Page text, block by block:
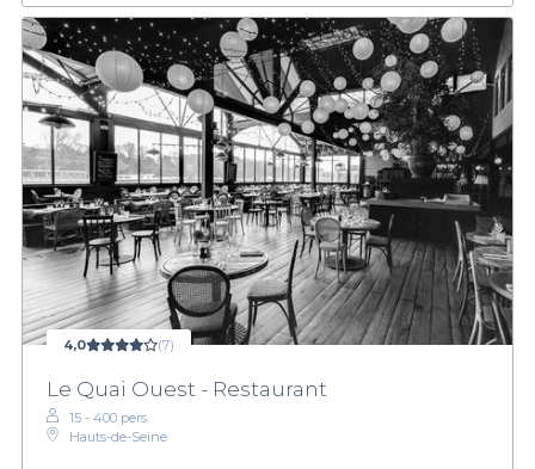
4,0 (7)
Le Quai Ouest - Restaurant
15 - 400 pers.
Hauts-de-Seine